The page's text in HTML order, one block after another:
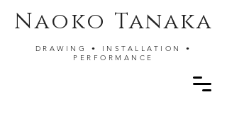
Naoko Tanaka
DRAWING • INSTALLATION •
PERFORMANCE